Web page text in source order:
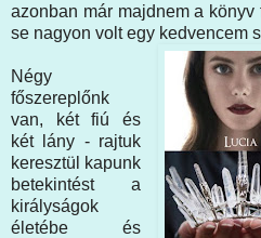
azonban már majdnem a
se nagyon volt egy kedvencem
Négy
főszereplőnk
van, két fiú és
két lány - rajtuk
keresztül kapunk
betekintést a
királyságok
életébe és